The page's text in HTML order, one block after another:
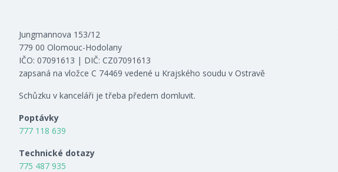
Jungmannova 153/12
779 00 Olomouc-Hodolany
IČO: 07091613 | DIČ: CZ07091613
zapsaná na vložce C 74469 vedené u Krajského soudu v Ostravě
Schůzku v kanceláři je třeba předem domluvit.
Poptávky
777 118 639
Technické dotazy
775 487 935